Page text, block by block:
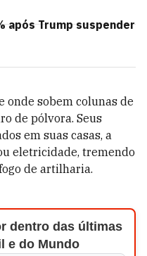
após Trump suspender
onde sobem colunas de
de pólvora. Seus
em suas casas, a
eletricidade, tremendo
de artilharia.
dentro das últimas
e do Mundo